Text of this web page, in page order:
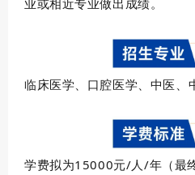
业或相近专业做出成绩。
临床医学、口腔医学、中医、
学费拟为15000元/人/年 （最